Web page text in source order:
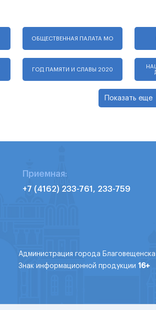
ОБЩЕСТВЕННАЯ ПАЛАТА МО
ГОД ПАМЯТИ И СЛАВЫ 2020
Показать еще
Приемная:
+7 (4162) 233-761, 233-759
Администрация города
Знак информационной продукции 16+